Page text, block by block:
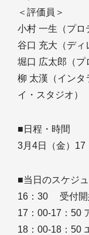
＜評価員＞
小村 一生（プロ
谷口 充大（ディ
堀口 広太郎（プ
柳 太漢（インタ
イ・スタジオ）
■日程・時間
3月4日（金）17
■当日のスケジ
16：30 受付開
17：00-17：50
18：00-18：50